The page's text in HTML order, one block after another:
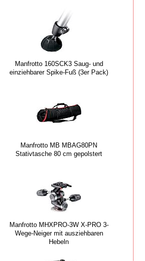
Manfrotto 160SCK3 Saug- und
einziehbarer Spike-Fuß (3er Pack)
Manfrotto MB MBAG80PN
Stativtasche 80 cm gepolstert
Manfrotto MHXPRO-3W X-PRO 3-
Wege-Neiger mit ausziehbaren
Hebeln